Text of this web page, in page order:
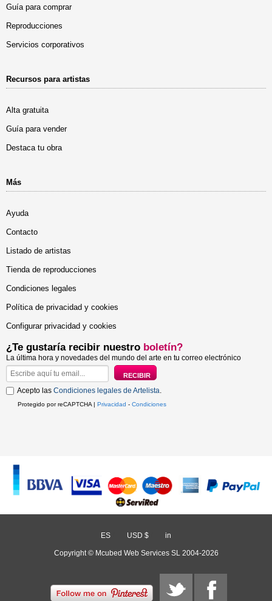
Guía para comprar
Reproducciones
Servicios corporativos
Recursos para artistas
Alta gratuita
Guía para vender
Destaca tu obra
Más
Ayuda
Contacto
Listado de artistas
Tienda de reproducciones
Condiciones legales
Política de privacidad y cookies
Configurar privacidad y cookies
¿Te gustaría recibir nuestro boletín?
La última hora y novedades del mundo del arte en tu correo electrónico
Acepto las Condiciones legales de Artelista.
Protegido por reCAPTCHA | Privacidad - Condiciones
ES USD $ in
Copyright © Mcubed Web Services SL 2004-2026